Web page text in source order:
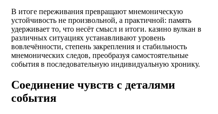
В итоге переживания превращают мнемоническую
устойчивость не произвольной, а практичной: память
удерживает то, что несёт смысл и итоги. казино вулкан в
различных ситуациях устанавливают уровень
вовлечённости, степень закрепления и стабильность
мнемонических следов, преобразуя самостоятельные
события в последовательную индивидуальную хронику.
Соединение чувств с деталями
события